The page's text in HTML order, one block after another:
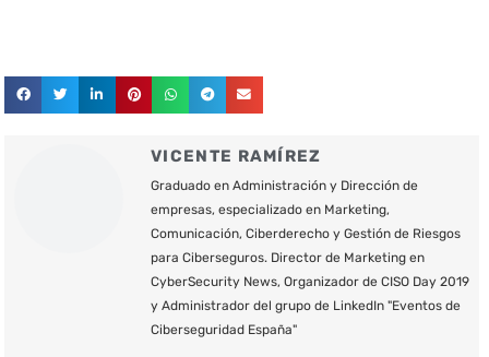
VICENTE RAMÍREZ
Graduado en Administración y Dirección de
empresas, especializado en Marketing,
Comunicación, Ciberderecho y Gestión de Riesgos
para Ciberseguros. Director de Marketing en
CyberSecurity News, Organizador de CISO Day 2019
y Administrador del grupo de LinkedIn "Eventos de
Ciberseguridad España"